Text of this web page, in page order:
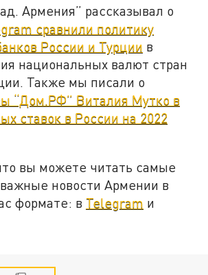
Армения” рассказывал о
сравнили политику
России и Турции в
национальных валют стран
Также мы писали о
“Дом.РФ” Виталия Мутко в
ставок в России на 2022
вы можете читать самые
новости Армении в
формате: в Telegram и